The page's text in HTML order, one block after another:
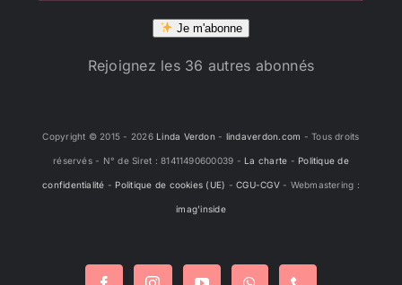
Je m'abonne
Rejoignez les 36 autres abonnés
Copyright © 2015 - 2026 Linda Verdon- lindaverdon.com - Tous droits
réservés - N° de Siret : 81411490600039 - La charte - Politique de
confidentialité - Politique de cookies (UE) -CGU-CGV- Webmastering :
imag'inside